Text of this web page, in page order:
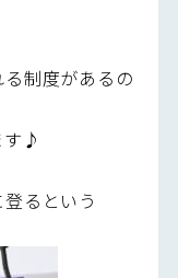
制度があるの
す♪
るという